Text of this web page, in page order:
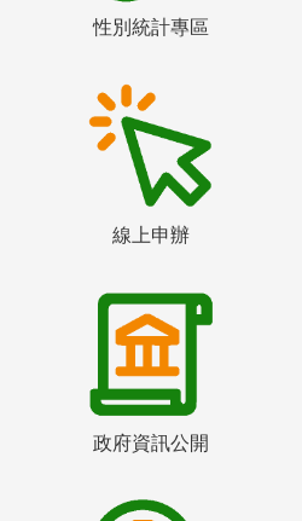
性別統計專區
線上申辦
政府資訊公開